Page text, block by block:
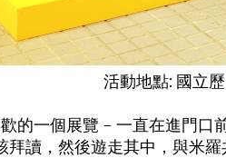
活動地點: 國立
的一個展覽 - 一直在進門口
讀，然後遊走其中，與米羅